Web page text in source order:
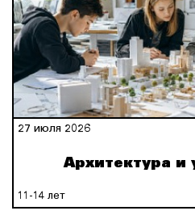
27 июля 2026
11-14 лет
Архитектура и